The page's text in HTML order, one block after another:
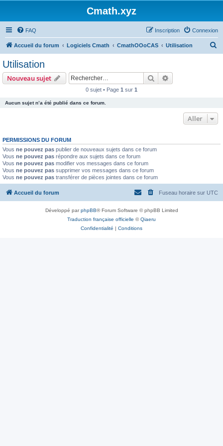
Cmath.xyz
FAQ Connexion
Inscription
Accueil du forum Logiciels Cmath CmathOOoCAS Utilisation
Utilisation
Nouveau sujet Rechercher
0 sujet • Page 1 sur 1
Aucun sujet n’a été publié dans ce forum.
Aller
PERMISSIONS DU FORUM
Vous ne pouvez pas publier de nouveaux sujets dans ce forum
Vous ne pouvez pas répondre aux sujets dans ce forum
Vous ne pouvez pas modifier vos messages dans ce forum
Vous ne pouvez pas supprimer vos messages dans ce forum
Vous ne pouvez pas transférer de pièces jointes dans ce forum
Accueil du forum Fuseau horaire sur UTC
Développé parphpBB® Forum Software © phpBB Limited
Traduction française officielle ©Qiaeru
Confidentialité | Conditions